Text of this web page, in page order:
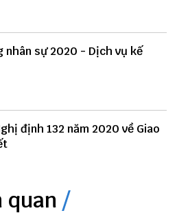
nhân sự 2020 - Dịch vụ kế
định 132 năm 2020 về Giao
quan